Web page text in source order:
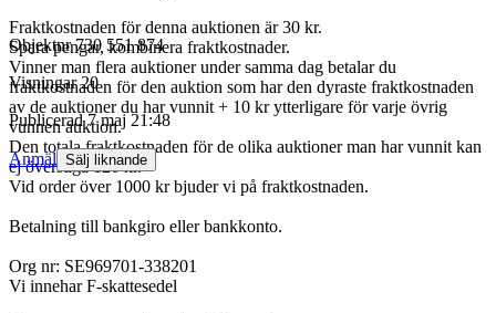
Fraktkostnaden för denna auktionen är 30 kr.
Spara pengar, kombinera fraktkostnader.
Vinner man flera auktioner under samma dag betalar du
fraktkostnaden för den auktion som har den dyraste fraktkostnaden
av de auktioner du har vunnit + 10 kr ytterligare för varje övrig
vunnen auktion.
Den totala fraktkostnaden för de olika auktioner man har vunnit kan
ej överstiga 120 kr.
Vid order över 1000 kr bjuder vi på fraktkostnaden.
Betalning till bankgiro eller bankkonto.
Org nr: SE969701-338201
Vi innehar F-skattesedel
Objektnr 730 551 874
Visningar 20
Publicerad 7 maj 21:48
Anmäl Sälj liknande